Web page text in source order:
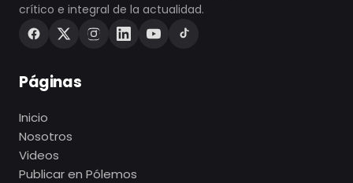
crítico e integral de la actualidad.
Páginas
Inicio
Nosotros
Videos
Publicar en Pólemos